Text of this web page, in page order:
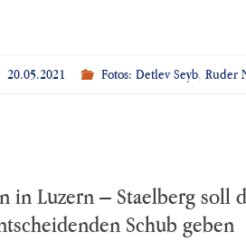
20.05.2021 Fotos: Detlev Seyb,Ruder
in Luzern – Staelberg soll
Schub geben